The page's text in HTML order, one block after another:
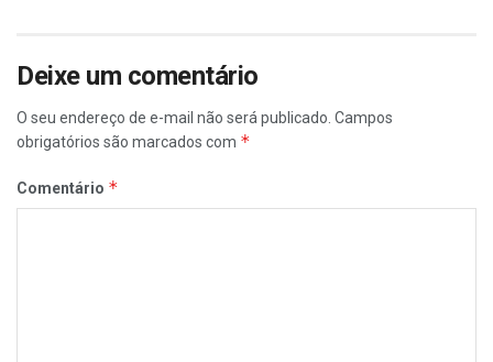
Deixe um comentário
O seu endereço de e-mail não será publicado. Campos
obrigatórios são marcados com *
Comentário *